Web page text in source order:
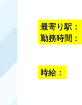
最寄り駅：
勤務時間：
時給：